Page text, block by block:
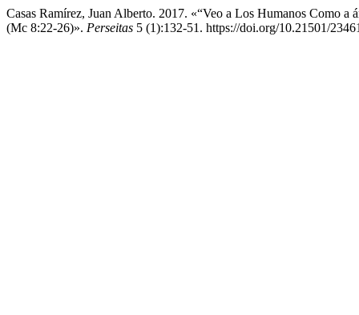
Casas Ramírez, Juan Alberto. 2017. «“Veo a Los Humanos Como
(Mc 8:22-26)». Perseitas 5 (1):132-51. https://doi.org/10.21501/